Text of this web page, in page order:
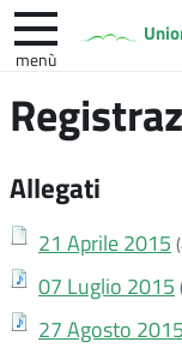
menù
nel
Albinea
Allegati
21 Aprile 2015
07 Luglio 2015
27 Agosto 2015